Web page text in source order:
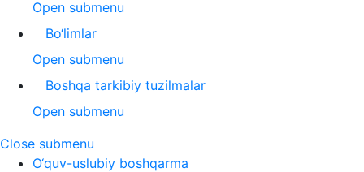
Open submenu
Bo‘limlar
Open submenu
Boshqa tarkibiy tuzilmalar
Open submenu
Close submenu
O‘quv-uslubiy boshqarma